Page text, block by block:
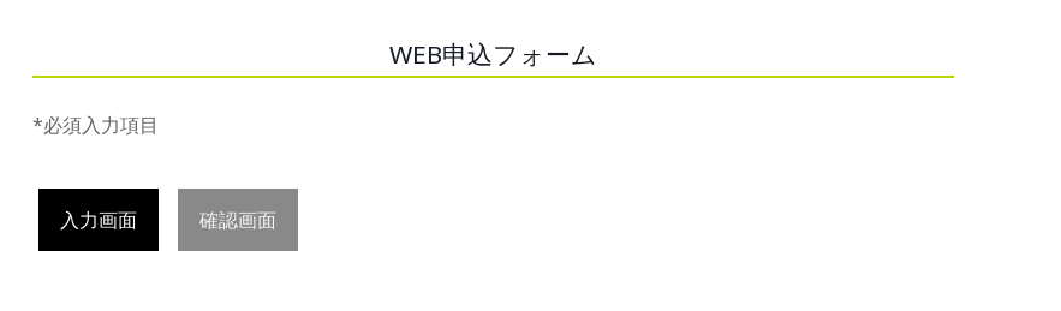
WEB申込フォーム
*必須入力項目
入力画面 確認画面